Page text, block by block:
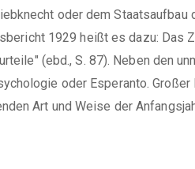
oder dem Staatsaufbau
1929 heißt es dazu: Das
(ebd., S. 87). Neben den
oder Esperanto.
Art und Weise der